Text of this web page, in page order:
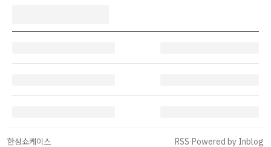
한성쇼케이스 RSS·Powered by Inblog